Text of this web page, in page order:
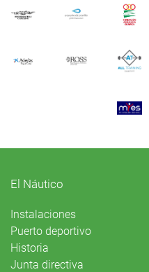
El Náutico
Instalaciones
Puerto deportivo
Historia
Junta directiva